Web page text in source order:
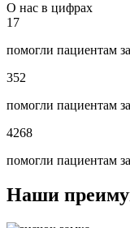
О нас в цифрах
17
помогли пациентам
352
помогли пациентам
4268
помогли пациентам
Наши